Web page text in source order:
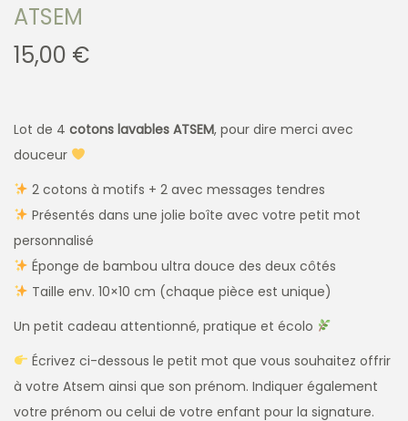
ATSEM
15,00 €
Lot de 4 cotons lavables ATSEM, pour dire merci avec
douceur
2 cotons à motifs + 2 avec messages tendres
Présentés dans une jolie boîte avec votre petit mot
personnalisé
Éponge de bambou ultra douce des deux côtés
Taille env. 10×10 cm (chaque pièce est unique)
Un petit cadeau attentionné, pratique et écolo
Écrivez ci-dessous le petit mot que vous souhaitez offrir
à votre Atsem ainsi que son prénom. Indiquer également
votre prénom ou celui de votre enfant pour la signature.